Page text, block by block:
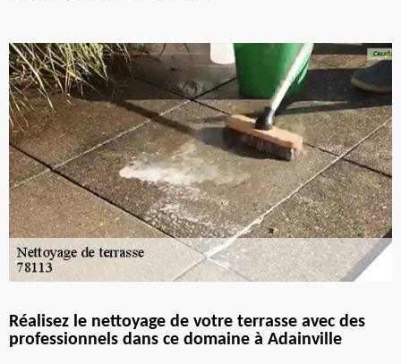
Réalisez le nettoyage de votre terrasse avec des
professionnels dans ce domaine à Adainville